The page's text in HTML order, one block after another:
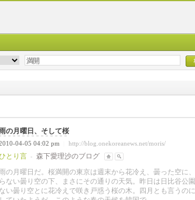
の月曜日、そして桜
04-05 04:02 pm http://blog.onekoreanews.net/moris/
とり言 -
森下愛理沙のブログ
の月曜日だ。桜満開の東京は週末から花冷え、曇った空に
らない曇り空の下、まさにその通りの天気。昨日は日比谷公
ない曇り空とに花冷えで咲き戸惑う桜の木。四月とも言うの